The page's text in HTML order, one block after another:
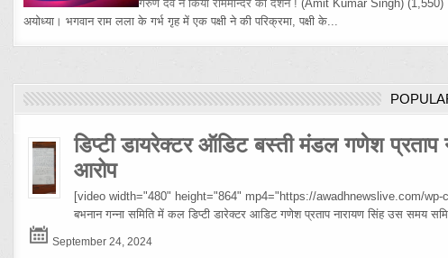
गरुण देव ने किया राममन्दिर का दर्शन ! (Amit Kumar Singh) (1,550)
अयोध्या। भगवान राम लला के गर्भ गृह में एक पक्षी ने की परिक्रमा, पक्षी के...
डिप्टी डायरेक्टर ऑडिट बस्ती मंडल गणेश प्रताप
आरोप
[video width="480" height="864" mp4="https://awadhnewslive.com/
बभनान गन्ना समिति में कल डिप्टी डारेक्टर आडिट गणेश प्रताप नारायण सिंह उस समय
September 24, 2024